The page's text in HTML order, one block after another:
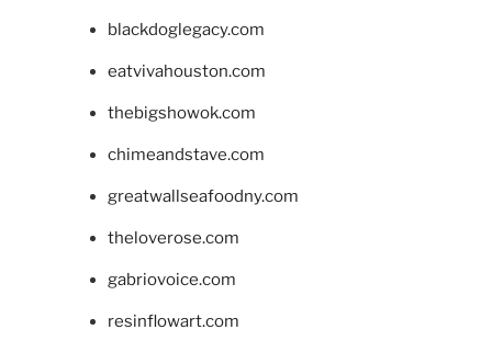
blackdoglegacy.com
eatvivahouston.com
thebigshowok.com
chimeandstave.com
greatwallseafoodny.com
theloverose.com
gabriovoice.com
resinflowart.com